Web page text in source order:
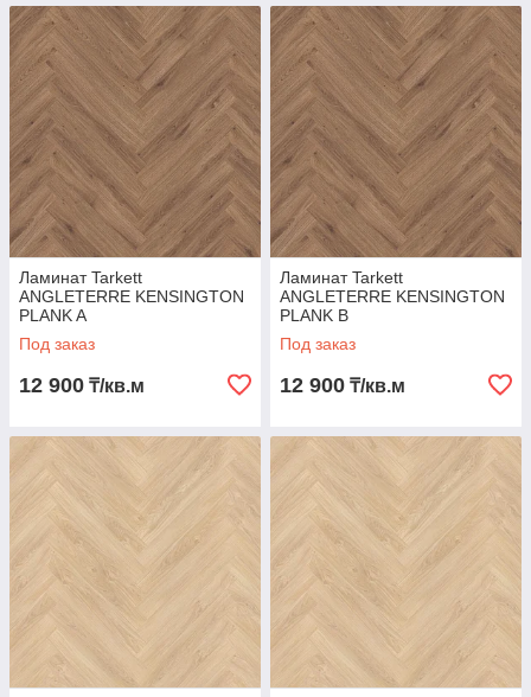
Ламинат Tarkett
ANGLETERRE KENSINGTON
PLANK A
Под заказ
12 900 ₸/кв.м
Ламинат Tarkett
ANGLETERRE KENSINGTON
PLANK B
Под заказ
12 900 ₸/кв.м